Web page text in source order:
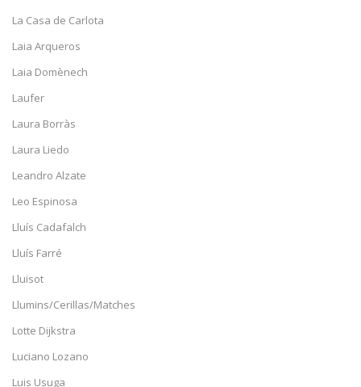
La Casa de Carlota
Laia Arqueros
Laia Domènech
Laufer
Laura Borràs
Laura Liedo
Leandro Alzate
Leo Espinosa
Lluís Cadafalch
Lluís Farré
Lluïsot
Llumins/Cerillas/Matches
Lotte Dijkstra
Luciano Lozano
Luis Usuga